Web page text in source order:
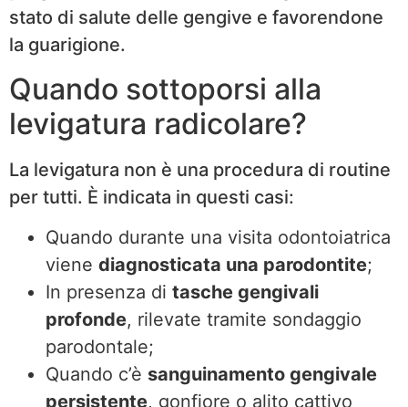
stato di salute delle gengive e favorendone
la guarigione.
Quando sottoporsi alla
levigatura radicolare?
La levigatura non è una procedura di routine
per tutti. È indicata in questi casi:
Quando durante una visita odontoiatrica
viene diagnosticata una parodontite;
In presenza di tasche gengivali
profonde, rilevate tramite sondaggio
parodontale;
Quando c’è sanguinamento gengivale
persistente, gonfiore o alito cattivo